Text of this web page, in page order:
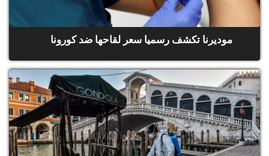
موديرنا تكشف رسميا سعر لقاحها ضد كورونا